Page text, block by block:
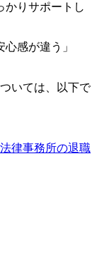
かりサポートし
心感が違う」
いては、以下で
律事務所の退職